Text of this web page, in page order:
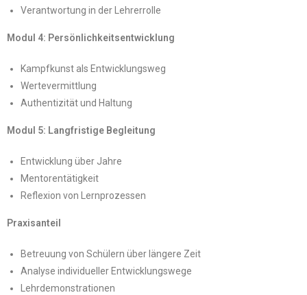
Verantwortung in der Lehrerrolle
Modul 4: Persönlichkeitsentwicklung
Kampfkunst als Entwicklungsweg
Wertevermittlung
Authentizität und Haltung
Modul 5: Langfristige Begleitung
Entwicklung über Jahre
Mentorentätigkeit
Reflexion von Lernprozessen
Praxisanteil
Betreuung von Schülern über längere Zeit
Analyse individueller Entwicklungswege
Lehrdemonstrationen